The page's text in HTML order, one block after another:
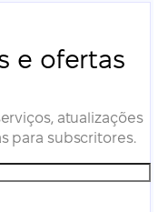
e ofertas
atualizações
para subscritores.